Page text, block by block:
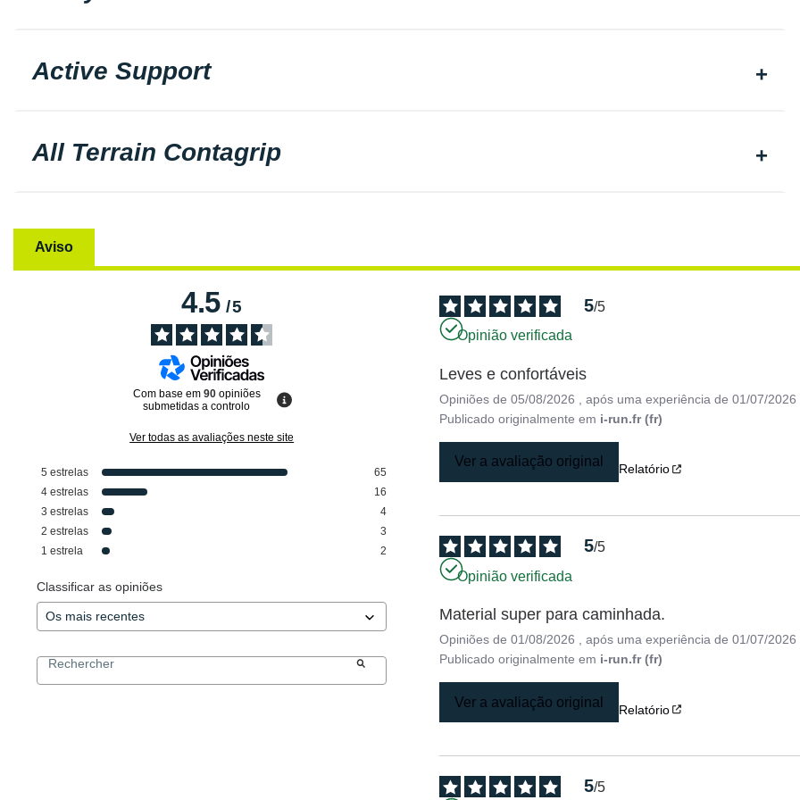
Active Support
All Terrain Contagrip
Aviso
4.5/5
Com base em 90 opiniões
submetidas a controlo
Ver todas as avaliações neste site
5 estrelas
65
4 estrelas
16
3 estrelas
4
2 estrelas
3
1 estrela 2
Classificar as opiniões
5/5
Opinião verificada
Leves e confortáveis
Opiniões de05/08/2026 , após uma experiência de01/07/2026
Publicado originalmente em i-run.fr (fr)
Ver a avaliação original Relatório
5/5
Opinião verificada
Material super para caminhada.
Opiniões de01/08/2026 , após uma experiência de01/07/2026
Publicado originalmente em i-run.fr (fr)
Ver a avaliação original Relatório
5/5